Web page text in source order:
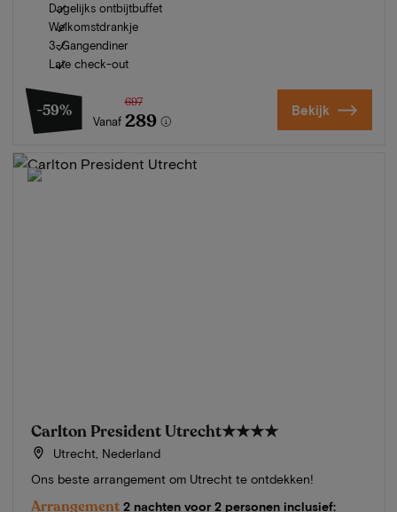
Dagelijks ontbijtbuffet
Welkomstdrankje
3-Gangendiner
Late check-out
-59%
Vanaf
697
289 Bekijk
Carlton President Utrecht★★★★
Utrecht, Nederland
Ons beste arrangement om Utrecht te ontdekken!
Arrangement 2 nachten voor 2 personen inclusief: